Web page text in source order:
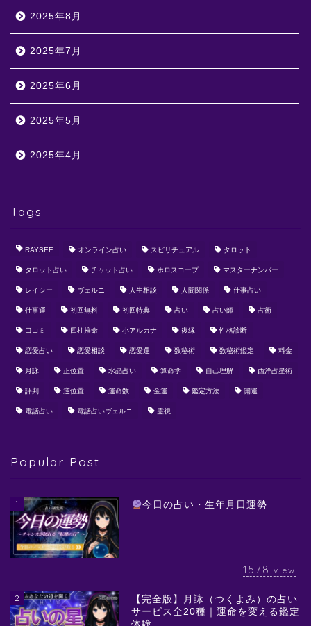
2025年8月
2025年7月
2025年6月
2025年5月
2025年4月
Tags
RAYSEE オンライン占い スピリチュアル タロット
タロット占い チャット占い ホロスコープ マスターナンバー
レイシー ヴェルニ 人生相談 人間関係 仕事占い
仕事運 初回無料 初回特典 占い 占い師 占術
口コミ 四柱推命 小アルカナ 復縁 性格診断
恋愛占い 恋愛相談 恋愛運 数秘術 数秘術鑑定 料金
月詠 正位置 水晶占い 算命学 自己理解 西洋占星術
評判 逆位置 運命数 金運 鑑定方法 開運
電話占い 電話占いヴェルニ 霊視
Popular Post
1 今日の占い・生年月日運勢
1578 view
2
【完全版】月詠（つくよみ）の占い
サービス全20種｜運命を変える鑑定